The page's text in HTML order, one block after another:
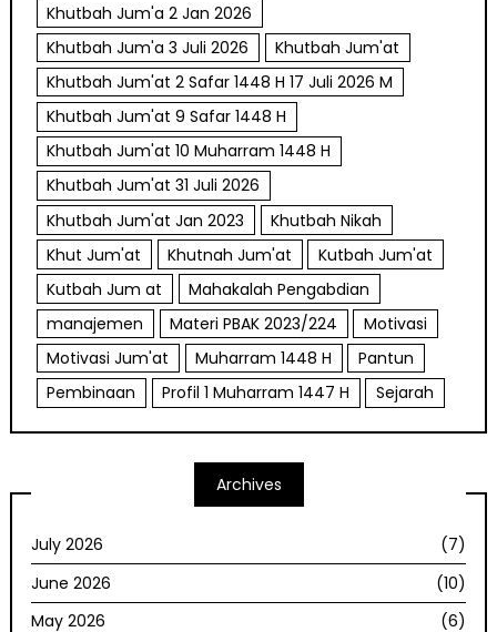
Khutbah Jum'a 2 Jan 2026
Khutbah Jum'a 3 Juli 2026
Khutbah Jum'at
Khutbah Jum'at 2 Safar 1448 H 17 Juli 2026 M
Khutbah Jum'at 9 Safar 1448 H
Khutbah Jum'at 10 Muharram 1448 H
Khutbah Jum'at 31 Juli 2026
Khutbah Jum'at Jan 2023
Khutbah Nikah
Khut Jum'at
Khutnah Jum'at
Kutbah Jum'at
Kutbah Jum at
Mahakalah Pengabdian
manajemen
Materi PBAK 2023/224
Motivasi
Motivasi Jum'at
Muharram 1448 H
Pantun
Pembinaan
Profil 1 Muharram 1447 H Sejarah
Archives
July 2026
(7)
June 2026
(10)
May 2026
(6)